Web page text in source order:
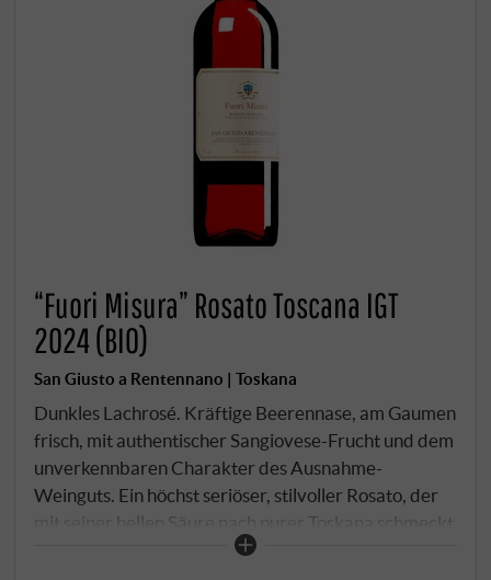
“Fuori Misura” Rosato Toscana IGT
2024 (BIO)
San Giusto a Rentennano | Toskana
Dunkles Lachrosé. Kräftige Beerennase, am Gaumen
frisch, mit authentischer Sangiovese-Frucht und dem
unverkennbaren Charakter des Ausnahme-
Weinguts. Ein höchst seriöser, stilvoller Rosato, der
mit seiner hellen Säure nach purer Toskana schmeckt
und ein hervorragender Begleiter mediterraner